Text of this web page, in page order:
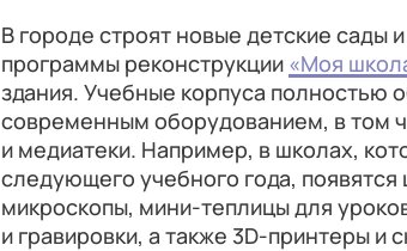
В городе строят новые детские сады
программы реконструкции «Моя
здания. Учебные корпуса полностью
современным оборудованием, в том
и медиатеки. Например, в школах,
следующего учебного года,
микроскопы, мини-теплицы для
и гравировки, а также 3D-принтеры и